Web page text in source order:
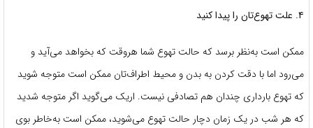
۴. علت تهوع‌تان را پیدا کنید
ممکن است به‌نظر برسد که حالت تهوع شما هروقت که بخواهد می‌آید و
می‌رود اما با دقت کردن به بدن و محیط اطراف‌تان ممکن است متوجه شوید
که تهوع بارداری چندان هم تصادفی نیست. اریک می‌گوید اگر متوجه شدید
که هر شب در یک زمان دچار حالت تهوع می‌شوید، ممکن است به‌خاطر بوی